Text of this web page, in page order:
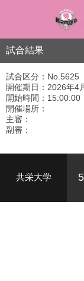
試合結果
試合区分：No.5625
開催期日：2026年4
開始時間：15:00:00
開催場所：
主審：
副審：
共栄大学